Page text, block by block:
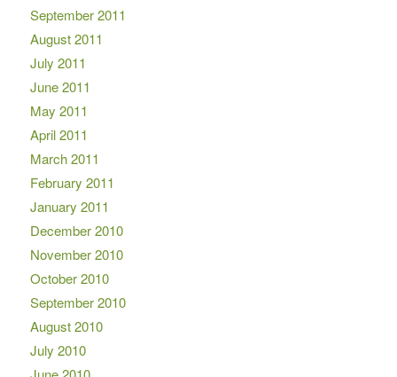
September 2011
August 2011
July 2011
June 2011
May 2011
April 2011
March 2011
February 2011
January 2011
December 2010
November 2010
October 2010
September 2010
August 2010
July 2010